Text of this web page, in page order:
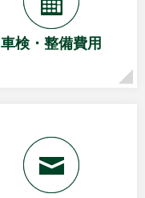
車検・整備費用